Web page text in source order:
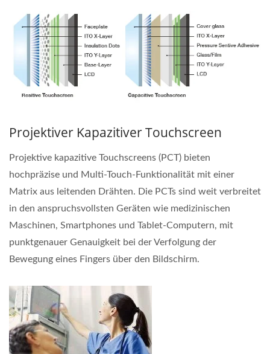
Projektiver Kapazitiver Touchscreen
Projektive kapazitive Touchscreens (PCT) bieten
hochpräzise und Multi-Touch-Funktionalität mit einer
Matrix aus leitenden Drähten. Die PCTs sind weit verbreitet
in den anspruchsvollsten Geräten wie medizinischen
Maschinen, Smartphones und Tablet-Computern, mit
punktgenauer Genauigkeit bei der Verfolgung der
Bewegung eines Fingers über den Bildschirm.